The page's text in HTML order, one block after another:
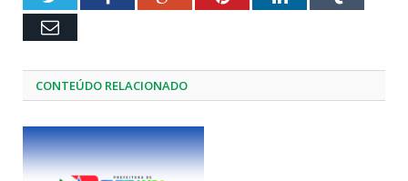
Email
CONTEÚDO RELACIONADO